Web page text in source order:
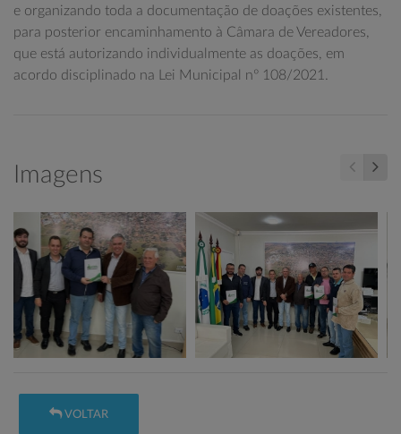
e organizando toda a documentação de doações existentes,
para posterior encaminhamento à Câmara de Vereadores,
que está autorizando individualmente as doações, em
acordo disciplinado na Lei Municipal nº 108/2021.
Imagens
VOLTAR